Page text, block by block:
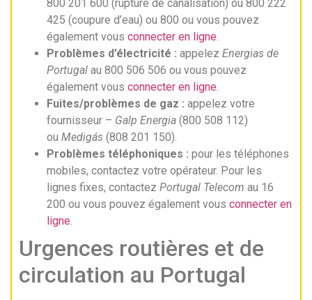
800 201 600 (rupture de canalisation) ou 800 222
425 (coupure d’eau) ou 800 ou vous pouvez
également vous connecter en ligne.
Problèmes d’électricité : appelez Energias de
Portugal au 800 506 506 ou vous pouvez
également vous connecter en ligne.
Fuites/problèmes de gaz : appelez votre
fournisseur – Galp Energia (800 508 112)
ou Medigás (808 201 150).
Problèmes téléphoniques : pour les téléphones
mobiles, contactez votre opérateur. Pour les
lignes fixes, contactez Portugal Telecom au 16
200 ou vous pouvez également vous connecter en
ligne.
Urgences routières et de
circulation au Portugal